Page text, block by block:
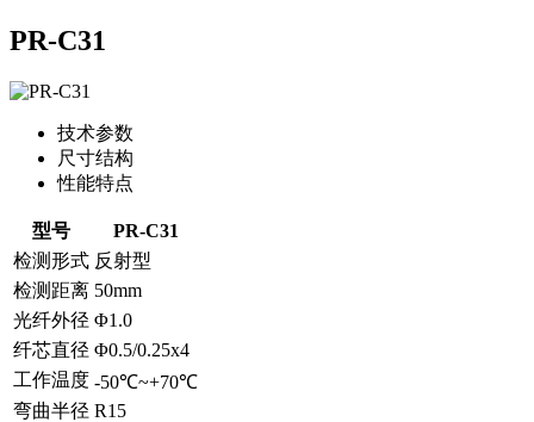
PR-C31
技术参数
尺寸结构
性能特点
型号
PR-C31
检测形式 反射型
检测距离 50mm
光纤外径 Φ1.0
纤芯直径 Φ0.5/0.25x4
工作温度 -50℃~+70℃
弯曲半径 R15